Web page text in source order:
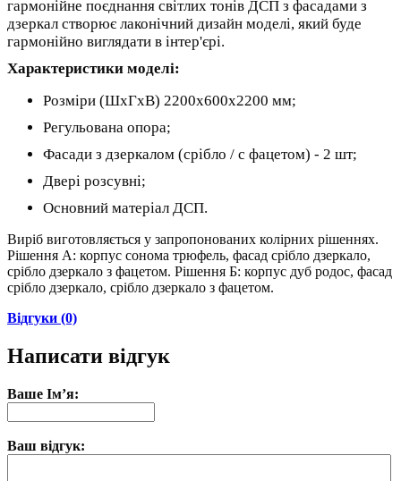
гармонійне поєднання світлих тонів ДСП з фасадами з
дзеркал створює лаконічний дизайн моделі, який буде
гармонійно виглядати в інтер'єрі.
Характеристики моделі:
Розміри (ШхГхВ) 2200х600х2200 мм;
Регульована опора;
Фасади з дзеркалом (срібло / с фацетом) - 2 шт;
Двері розсувні;
Основний матеріал ДСП.
Виріб виготовляється у запропонованих колірних рішеннях.
Рішення А: корпус сонома трюфель, фасад срібло дзеркало,
срібло дзеркало з фацетом. Рішення Б: корпус дуб родос, фасад
срібло дзеркало, срібло дзеркало з фацетом.
Відгуки (0)
Написати відгук
Ваше Ім’я:
Ваш відгук: